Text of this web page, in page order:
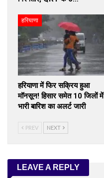
हरियाणा
हरियाणा में फिर सक्रिय हुआ
मॉनसून! हिसार समेत 10 जिलों में
भारी बारिश का अलर्ट जारी
PREV NEXT
LEAVE A REPLY